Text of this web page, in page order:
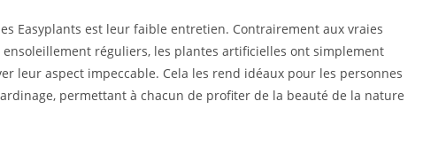
Easyplants est leur faible entretien. Contrairement aux vraies
réguliers, les plantes artificielles ont simplement
leur aspect impeccable. Cela les rend idéaux pour les personnes
permettant à chacun de profiter de la beauté de la nature